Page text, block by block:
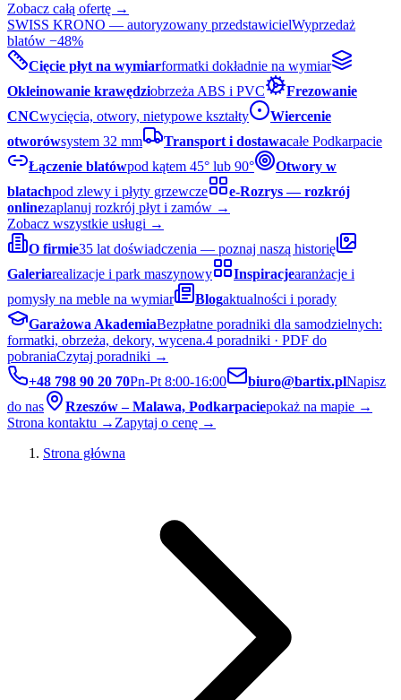
Zobacz całą ofertę →
SWISS KRONO — autoryzowany przedstawicielWyprzedaż
blatów −48%
Cięcie płyt na wymiarformatki dokładnie na wymiar
Okleinowanie krawędziobrzeża ABS i PVC
Frezowanie
CNCwycięcia, otwory, nietypowe kształty
Wiercenie
otworówsystem 32 mm Transport i dostawacałe Podkarpacie
Łączenie blatówpod kątem 45° lub 90°
Otwory w
blatachpod zlewy i płyty grzewcze
e-Rozrys — rozkrój
onlinezaplanuj rozkrój płyt i zamów →
Zobacz wszystkie usługi →
O firmie35 lat doświadczenia — poznaj naszą historię
Galeriarealizacje i park maszynowy Inspiracjearanżacje i
pomysły na meble na wymiar
Blogaktualności i porady
Garażowa AkademiaBezpłatne poradniki dla samodzielnych:
formatki, obrzeża, dekory, wycena.4 poradniki · PDF do
pobraniaCzytaj poradniki →
+48 798 90 20 70Pn-Pt 8:00-16:00 biuro@bartix.plNapisz
do nas
Rzeszów – Malawa, Podkarpaciepokaż na mapie →
Strona kontaktu → Zapytaj o cenę →
Strona główna